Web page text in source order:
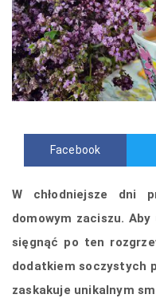
Facebook
W chłodniejsze dni
domowym zaciszu.
sięgnąć po ten
dodatkiem soczystych
zaskakuje unikalnym